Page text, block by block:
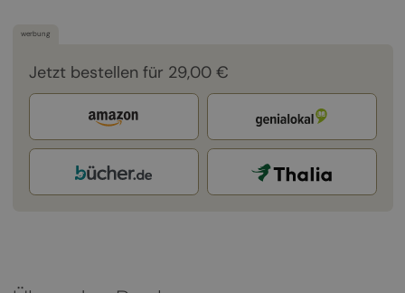
werbung
Jetzt bestellen für 29,00 €